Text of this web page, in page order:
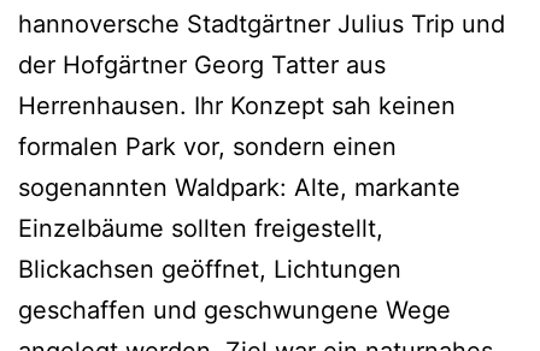
hannoversche Stadtgärtner Julius Trip und
der Hofgärtner Georg Tatter aus
Herrenhausen. Ihr Konzept sah keinen
formalen Park vor, sondern einen
sogenannten Waldpark: Alte, markante
Einzelbäume sollten freigestellt,
Blickachsen geöffnet, Lichtungen
geschaffen und geschwungene Wege